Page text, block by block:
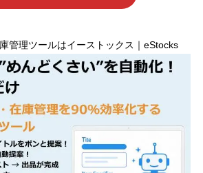
理ツールはイーストックス｜eStocks